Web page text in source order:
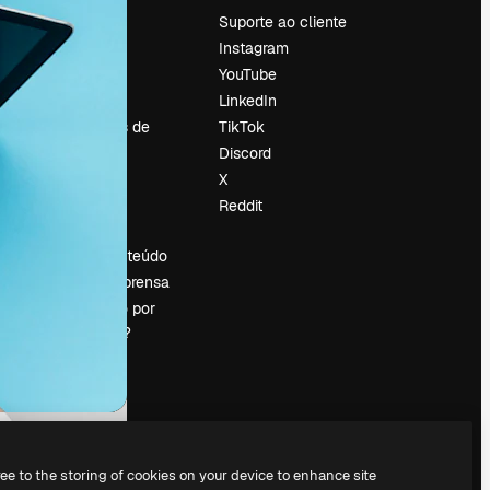
Preços
Sobre nós
Tendências de
Vender conteúdo
Sala de imprensa
Procurando por
magnific.ai?
Suporte ao cliente
Instagram
YouTube
LinkedIn
TikTok
Discord
X
Reddit
to the storing of cookies on your device to enhance site